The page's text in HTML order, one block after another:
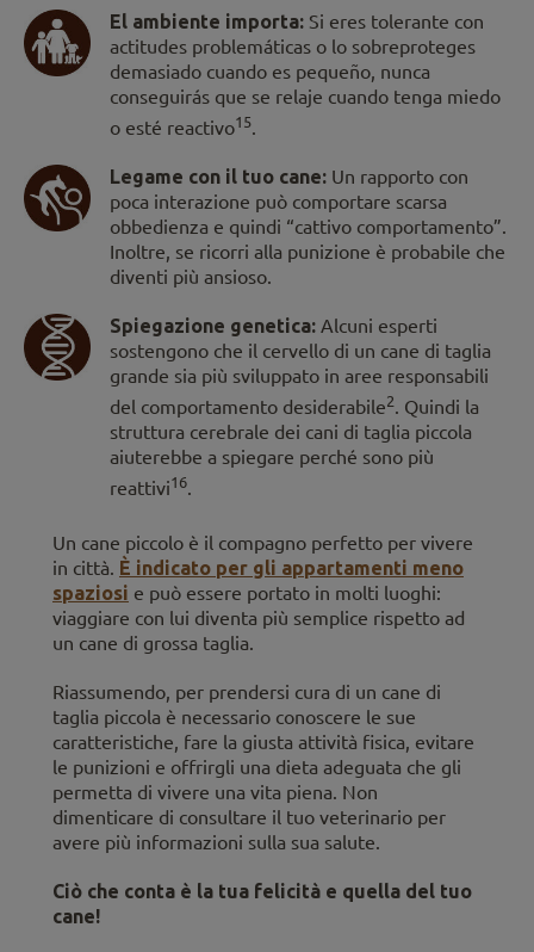
El ambiente importa: Si eres tolerante con
actitudes problemáticas o lo sobreproteges
demasiado cuando es pequeño, nunca
conseguirás que se relaje cuando tenga miedo
o esté reactivo15.
Legame con il tuo cane: Un rapporto con
poca interazione può comportare scarsa
obbedienza e quindi “cattivo comportamento”.
Inoltre, se ricorri alla punizione è probabile che
diventi più ansioso.
Spiegazione genetica: Alcuni esperti
sostengono che il cervello di un cane di taglia
grande sia più sviluppato in aree responsabili
del comportamento desiderabile2. Quindi la
struttura cerebrale dei cani di taglia piccola
aiuterebbe a spiegare perché sono più
reattivi16.
Un cane piccolo è il compagno perfetto per vivere
in città. È indicato per gli appartamenti meno
spaziosi e può essere portato in molti luoghi:
viaggiare con lui diventa più semplice rispetto ad
un cane di grossa taglia.
Riassumendo, per prendersi cura di un cane di
taglia piccola è necessario conoscere le sue
caratteristiche, fare la giusta attività fisica, evitare
le punizioni e offrirgli una dieta adeguata che gli
permetta di vivere una vita piena. Non
dimenticare di consultare il tuo veterinario per
avere più informazioni sulla sua salute.
Ciò che conta è la tua felicità e quella del tuo
cane!